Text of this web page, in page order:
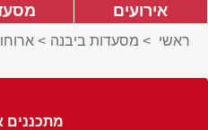
אירועים
ראשי > מסעדות ביבנה >
מתכננים